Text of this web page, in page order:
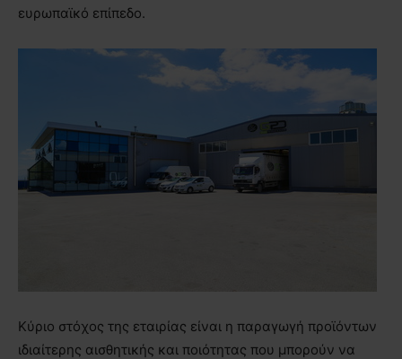
ευρωπαϊκό επίπεδο.
Κύριο στόχος της εταιρίας είναι η παραγωγή προϊόντων
ιδιαίτερης αισθητικής και ποιότητας που μπορούν να